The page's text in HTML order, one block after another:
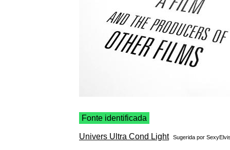
Fonte identificada
Univers Ultra Cond Light Sugerida por